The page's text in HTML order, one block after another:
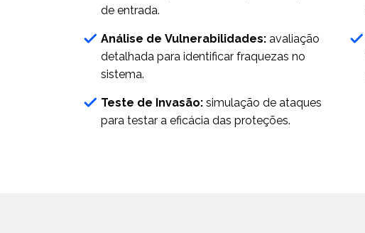
de entrada.
Análise de Vulnerabilidades: avaliação
detalhada para identificar fraquezas no
sistema.
Teste de Invasão: simulação de ataques
para testar a eficácia das proteções.